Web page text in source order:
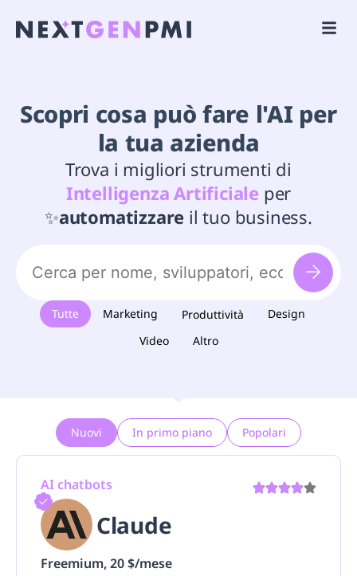
Scopri cosa può fare l'AI per
la tua azienda
Trova i migliori strumenti di
Intelligenza Artificiale per
✨automatizzare il tuo business.
Tutte Marketing Produttività
Design
Video
Altro
Nuovi In primo piano Popolari
AI chatbots
Claude
Freemium, 20 $/mese